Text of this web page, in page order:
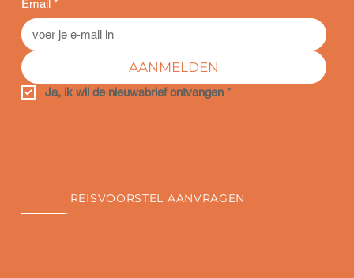
Email *
AANMELDEN
Ja, ik wil de nieuwsbrief ontvangen *
REISVOORSTEL AANVRAGEN